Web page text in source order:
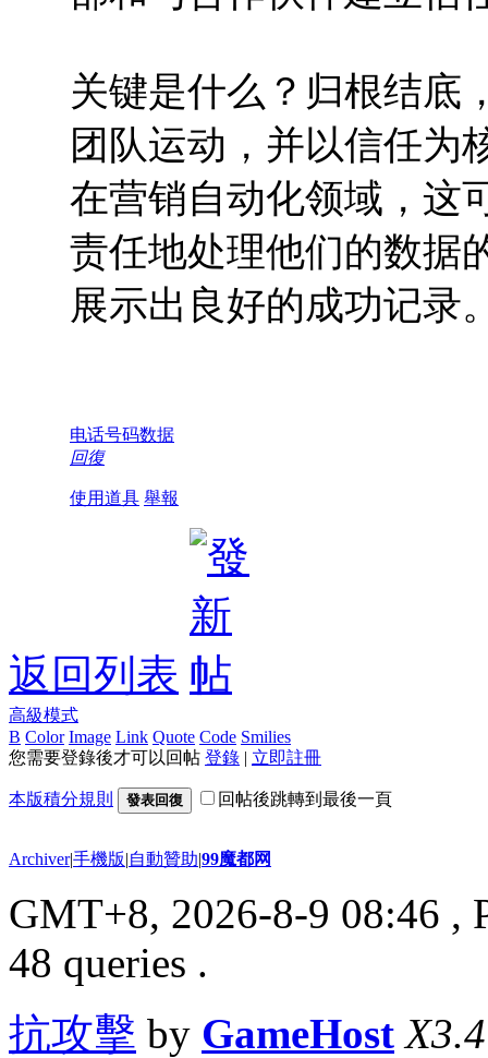
关键是什么？归根结底
团队运动，并以信任为
在营销自动化领域，这
责任地处理他们的数据
展示出良好的成功记录
电话号码数据
回復
使用道具 舉報
返回列表
高級模式
B Color Image Link Quote Code Smilies
您需要登錄後才可以回帖 登錄 | 立即註冊
本版積分規則 發表回復 回帖後跳轉到最後一頁
Archiver|手機版|自動贊助|99魔都网
GMT+8, 2026-8-9 08:46 ,
48 queries .
抗攻擊 by GameHost X3.4